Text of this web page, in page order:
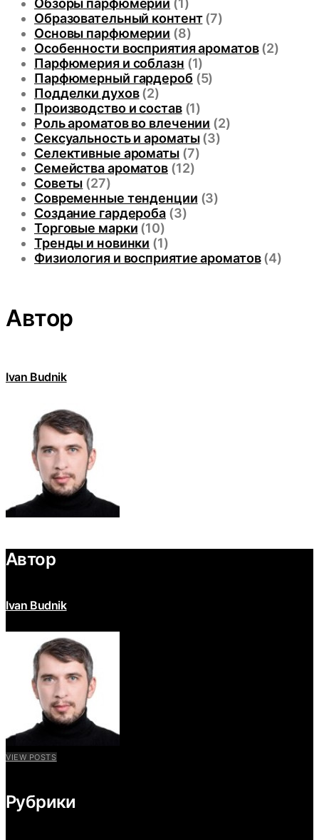
Обзоры парфюмерии (1)
Образовательный контент(7)
Основы парфюмерии (8)
Особенности восприятия ароматов(2)
Парфюмерия и соблазн (1)
Парфюмерный гардероб (5)
Подделки духов(2)
Производство и состав(1)
Роль ароматов во влечении (2)
Сексуальность и ароматы(3)
Селективные ароматы(7)
Семейства ароматов(12)
Советы (27)
Современные тенденции (3)
Создание гардероба(3)
Торговые марки (10)
Тренды и новинки (1)
Физиология и восприятие ароматов(4)
Автор
Ivan Budnik
Автор
Ivan Budnik
VIEW POSTS
Рубрики